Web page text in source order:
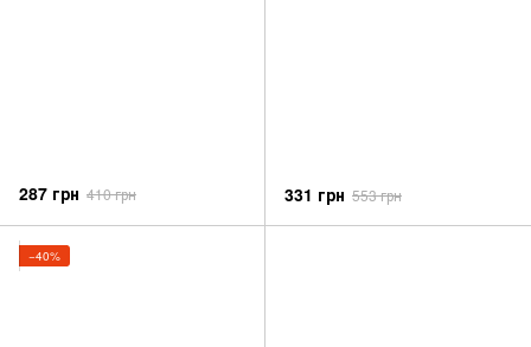
287 грн 410 грн 331 грн 553 грн
−40%